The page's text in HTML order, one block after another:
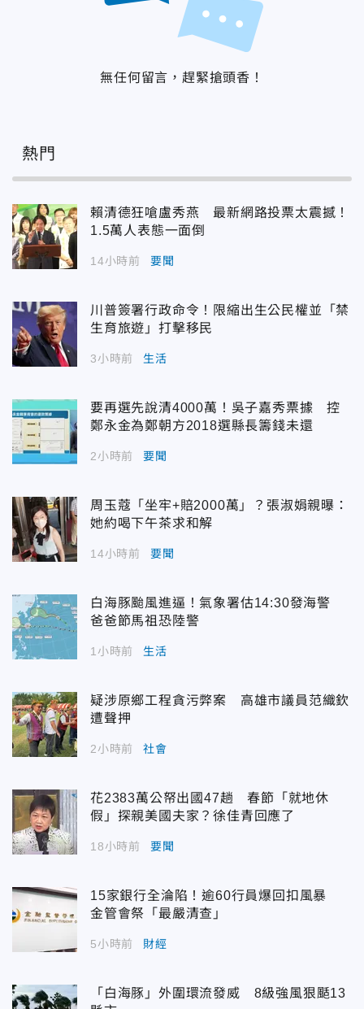
無任何留言，趕緊搶頭香！
熱門
賴清德狂嗆盧秀燕 最新網路投票太震撼！
1.5萬人表態一面倒
14小時前 要聞
川普簽署行政命令！限縮出生公民權並「禁
生育旅遊」打擊移民
3小時前 生活
要再選先說清4000萬！吳子嘉秀票據 控
鄭永金為鄭朝方2018選縣長籌錢未還
2小時前 要聞
周玉蔻「坐牢+賠2000萬」？張淑娟親曝：
她約喝下午茶求和解
14小時前 要聞
白海豚颱風進逼！氣象署估14:30發海警
爸爸節馬祖恐陸警
1小時前 生活
疑涉原鄉工程貪污弊案 高雄市議員范織欽
遭聲押
2小時前 社會
花2383萬公帑出國47趟 春節「就地休
假」探親美國夫家？徐佳青回應了
18小時前 要聞
15家銀行全淪陷！逾60行員爆回扣風暴
金管會祭「最嚴清查」
5小時前 財經
「白海豚」外圍環流發威 8級強風狠颳13